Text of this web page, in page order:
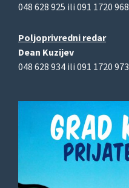
048 628 925 ili 091 1720 968
Poljoprivredni redar
Dean Kuzijev
048 628 934 ili 091 1720 973